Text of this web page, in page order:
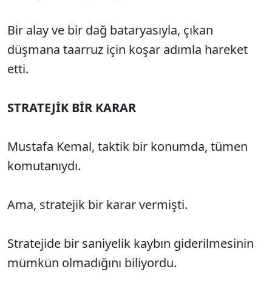
Bir alay ve bir dağ bataryasıyla, çıkan
düşmana taarruz için koşar adımla hareket
etti.
STRATEJİK BİR KARAR
Mustafa Kemal, taktik bir konumda, tümen
komutanıydı.
Ama, stratejik bir karar vermişti.
Stratejide bir saniyelik kaybın giderilmesinin
mümkün olmadığını biliyordu.